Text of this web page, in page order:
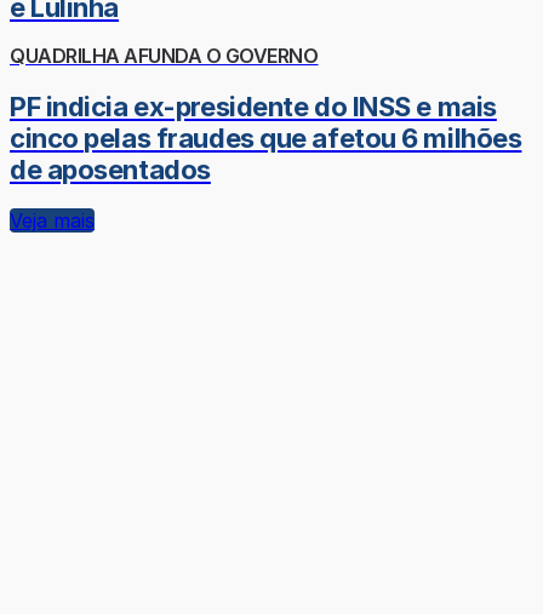
e Lulinha
QUADRILHA AFUNDA O GOVERNO
PF indicia ex-presidente do INSS e mais
cinco pelas fraudes que afetou 6 milhões
de aposentados
Veja mais